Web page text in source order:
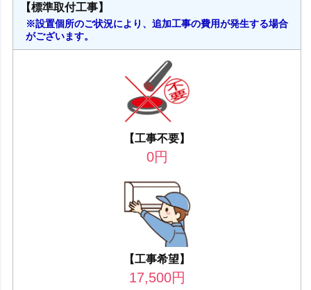
【標準取付工事】
※設置個所のご状況により、追加工事の費用が発生する場合
がございます。
【工事不要】
0円
【工事希望】
17,500円